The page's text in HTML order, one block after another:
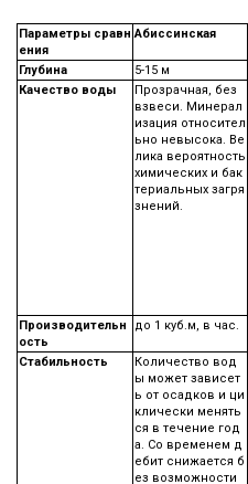
Параметры сравн
ения
Абиссинская
Глубина 5-15 м
Качество воды
Прозрачная, без
взвеси. Минерал
изация относител
ьно невысока. Ве
лика вероятность
химических и бак
териальных загря
знений.
Производительн
ость
до 1 куб.м, в час.
Стабильность
Количество вод
ы может зависет
ь от осадков и ци
клически менять
ся в течение год
а. Со временем д
ебит снижается б
ез возможности